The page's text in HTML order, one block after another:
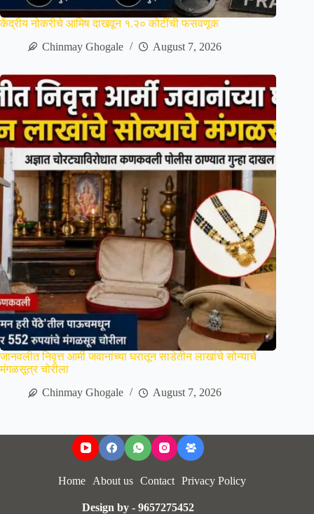
केंद्रीय नोकरीचे आमिष दाखवून १.२० कोटींची फसवणूक
Chinmay Ghogale
August 7, 2026
जानवलीत निवृत्त आर्मी जवानांच्या घरातून साडेतीन लाखांचे सोन्याचे
मंगळसूत्र चोरीला
Chinmay Ghogale
August 7, 2026
Home About us Contact Privacy Policy
Design by - 9657275452